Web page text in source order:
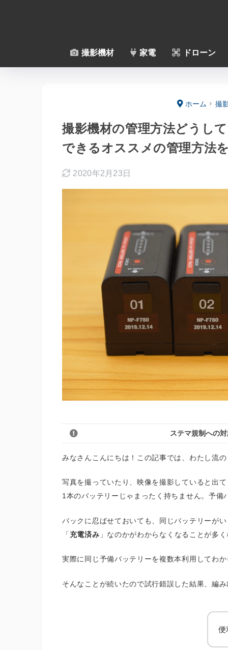
撮影機材 家電 ドローン
ホーム 撮
撮影機材の管理方法どうし
できるオススメの管理方法
2020年2月23日
ステマ規制への
みなさんこんにちは！この記事では、わたし流の
写真を撮っていたり、映像を撮影していると出
1本のバッテリーじゃまったく持ちません。予
バックに忍ばせておいても、同じバッテリーが
「 充電済み 」なのかがわからなくなることが多
実際に同じ予備バッテリーを複数本利用してわ
そんなことが続いたので試行錯誤した結果、編
便